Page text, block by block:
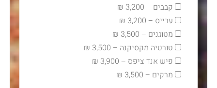
קבבים – 3,200 ₪
ערייס – 3,200 ₪
מטוגנים – 3,500 ₪
טורטיה מקסיקנה – 3,500 ₪
פיש אנד ציפס – 3,900 ₪
מרקים – 3,500 ₪